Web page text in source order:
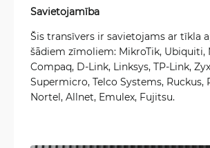
Savietojamība
Šis transīvers ir savietojams ar tīkla
šādiem zīmoliem: MikroTik, Ubiquiti,
Compaq, D-Link, Linksys, TP-Link,
Supermicro, Telco Systems, Ruckus,
Nortel, Allnet, Emulex, Fujitsu.